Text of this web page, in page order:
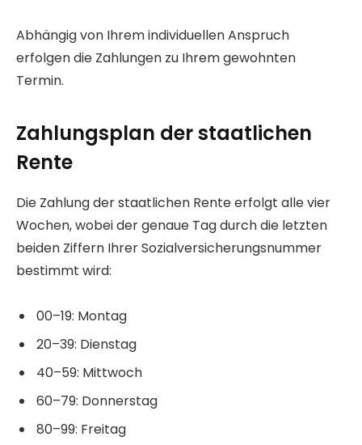
Abhängig von Ihrem individuellen Anspruch
erfolgen die Zahlungen zu Ihrem gewohnten
Termin.
Zahlungsplan der staatlichen
Rente
Die Zahlung der staatlichen Rente erfolgt alle vier
Wochen, wobei der genaue Tag durch die letzten
beiden Ziffern Ihrer Sozialversicherungsnummer
bestimmt wird:
00–19: Montag
20–39: Dienstag
40–59: Mittwoch
60–79: Donnerstag
80–99: Freitag